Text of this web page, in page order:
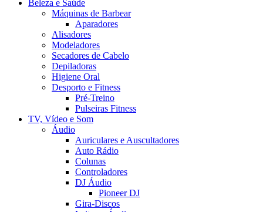
Beleza e Saúde
Máquinas de Barbear
Aparadores
Alisadores
Modeladores
Secadores de Cabelo
Depiladoras
Higiene Oral
Desporto e Fitness
Pré-Treino
Pulseiras Fitness
TV, Vídeo e Som
Áudio
Auriculares e Auscultadores
Auto Rádio
Colunas
Controladores
DJ Áudio
Pioneer DJ
Gira-Discos